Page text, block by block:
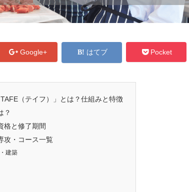
Google+ はてブ Pocket
（テイフ）」とは？仕組みと特徴
？
格と修了期間
攻・コース一覧
建築